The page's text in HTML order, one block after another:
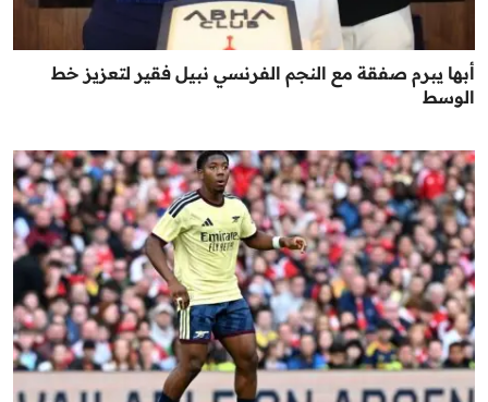
أبها يبرم صفقة مع النجم الفرنسي نبيل فقير لتعزيز خط
الوسط